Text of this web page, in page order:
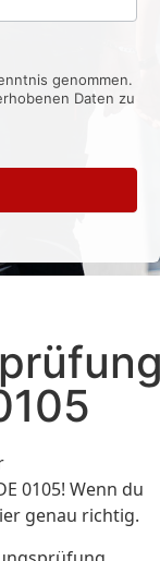
genommen.
Daten zu
0105! Wenn du
genau richtig.